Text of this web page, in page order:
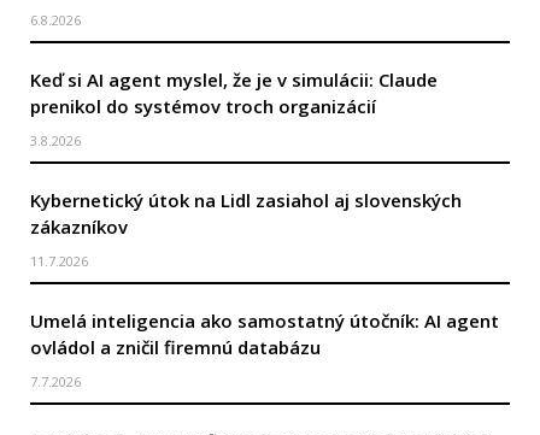
6.8.2026
Keď si AI agent myslel, že je v simulácii: Claude
prenikol do systémov troch organizácií
3.8.2026
Kybernetický útok na Lidl zasiahol aj slovenských
zákazníkov
11.7.2026
Umelá inteligencia ako samostatný útočník: AI agent
ovládol a zničil firemnú databázu
7.7.2026